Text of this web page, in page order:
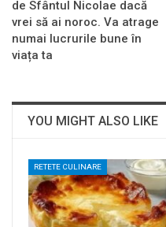
de Sfântul Nicolae dacă
vrei să ai noroc. Va atrage
numai lucrurile bune în
viața ta
YOU MIGHT ALSO LIKE
RETETE CULINARE